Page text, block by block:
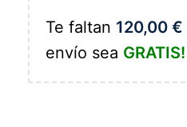
Te faltan 120,00 €
envío sea GRATIS!